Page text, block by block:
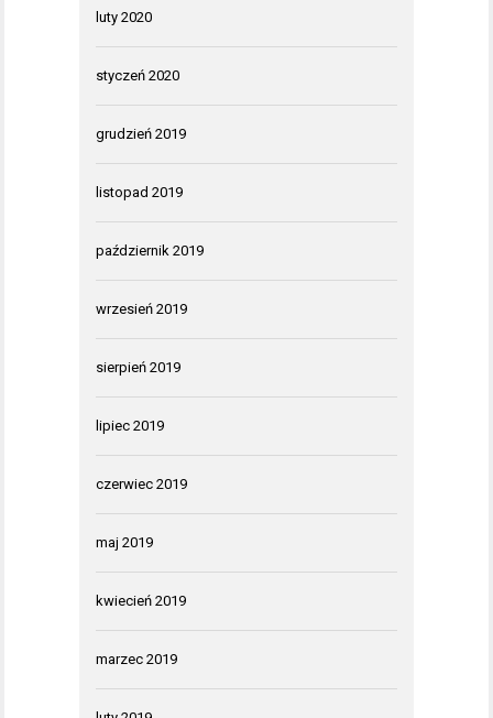
luty 2020
styczeń 2020
grudzień 2019
listopad 2019
październik 2019
wrzesień 2019
sierpień 2019
lipiec 2019
czerwiec 2019
maj 2019
kwiecień 2019
marzec 2019